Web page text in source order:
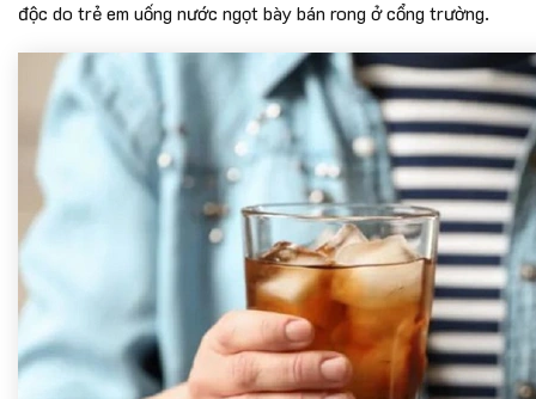
độc do trẻ em uống nước ngọt bày bán rong ở cổng trường.